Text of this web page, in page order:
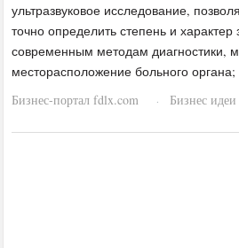
ультразвуковое исследование,
точно определить степень и
современным методам диагностики,
месторасположение больного
Бизнес-портал fdlx.com
· Бизнес идеи